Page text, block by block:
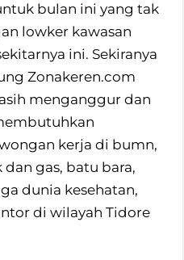
bulan ini yang tak
lowker kawasan
ini. Sekiranya
Zonakeren.com
menganggur dan
kerja di bumn,
gas, batu bara,
dunia kesehatan,
di wilayah Tidore